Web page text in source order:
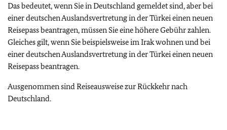
Das bedeutet, wenn Sie in Deutschland gemeldet sind, aber bei
einer deutschen Auslandsvertretung in der Türkei einen neuen
Reisepass beantragen, müssen Sie eine höhere Gebühr zahlen.
Gleiches gilt, wenn Sie beispielsweise im Irak wohnen und bei
einer deutschen Auslandsvertretung in der Türkei einen neuen
Reisepass beantragen.
Ausgenommen sind Reiseausweise zur Rückkehr nach
Deutschland.